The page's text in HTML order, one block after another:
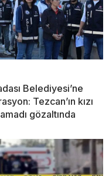
Belediyesi’ne
Tezcan’ın kızı
gözaltında